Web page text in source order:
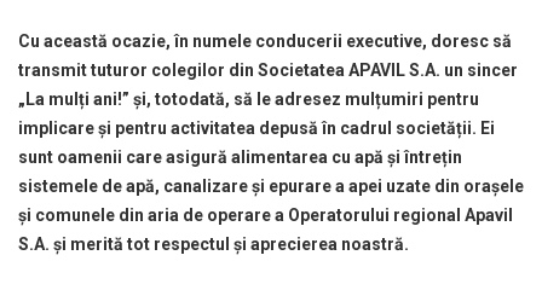
Cu această ocazie, în numele conducerii executive, doresc să
transmit tuturor colegilor din Societatea APAVIL S.A. un sincer
„La mulți ani!” și, totodată, să le adresez mulțumiri pentru
implicare și pentru activitatea depusă în cadrul societății. Ei
sunt oamenii care asigură alimentarea cu apă și întrețin
sistemele de apă, canalizare și epurare a apei uzate din orașele
și comunele din aria de operare a Operatorului regional Apavil
S.A. și merită tot respectul și aprecierea noastră.